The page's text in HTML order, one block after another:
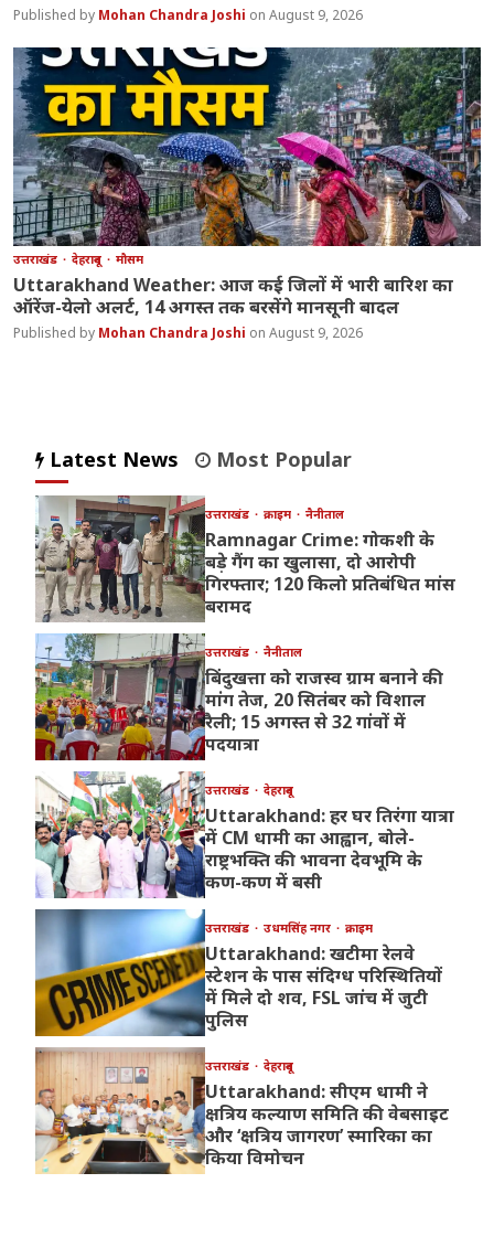
Mohan Chandra Joshi August 9, 2026
उत्तराखंड देहरादून मौसम
Uttarakhand Weather: आज कई जिलों में भारी बारिश का
ऑरेंज-येलो अलर्ट, 14 अगस्त तक बरसेंगे मानसूनी बादल
Mohan Chandra Joshi August 9, 2026
Latest News Most Popular
उत्तराखंड क्राइम नैनीताल
Ramnagar Crime: गोकशी के
बड़े गैंग का खुलासा, दो आरोपी
गिरफ्तार; 120 किलो प्रतिबंधित मांस
बरामद
उत्तराखंड नैनीताल
बिंदुखत्ता को राजस्व ग्राम बनाने की
मांग तेज, 20 सितंबर को विशाल
रैली; 15 अगस्त से 32 गांवों में
पदयात्रा
उत्तराखंड देहरादून
Uttarakhand: हर घर तिरंगा यात्रा
में CM धामी का आह्वान, बोले-
राष्ट्रभक्ति की भावना देवभूमि के
कण-कण में बसी
उत्तराखंड उधमसिंह नगर क्राइम
Uttarakhand: खटीमा रेलवे
स्टेशन के पास संदिग्ध परिस्थितियों
में मिले दो शव, FSL जांच में जुटी
पुलिस
उत्तराखंड देहरादून
Uttarakhand: सीएम धामी ने
क्षत्रिय कल्याण समिति की वेबसाइट
और ‘क्षत्रिय जागरण’ स्मारिका का
किया विमोचन